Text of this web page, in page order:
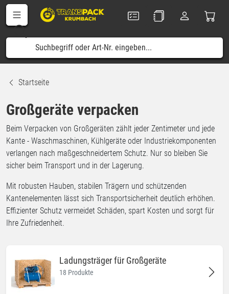
Startseite
Großgeräte verpacken
Beim Verpacken von Großgeräten zählt jeder Zentimeter und jede
Kante - Waschmaschinen, Kühlgeräte oder Industriekomponenten
verlangen nach maßgeschneidertem Schutz. Nur so bleiben Sie
sicher beim Transport und in der Lagerung.
Mit robusten Hauben, stabilen Trägern und schützenden
Kantenelementen lässt sich Transportsicherheit deutlich erhöhen.
Effizienter Schutz vermeidet Schäden, spart Kosten und sorgt für
Ihre Zufriedenheit.
Ladungsträger für Großgeräte
18 Produkte